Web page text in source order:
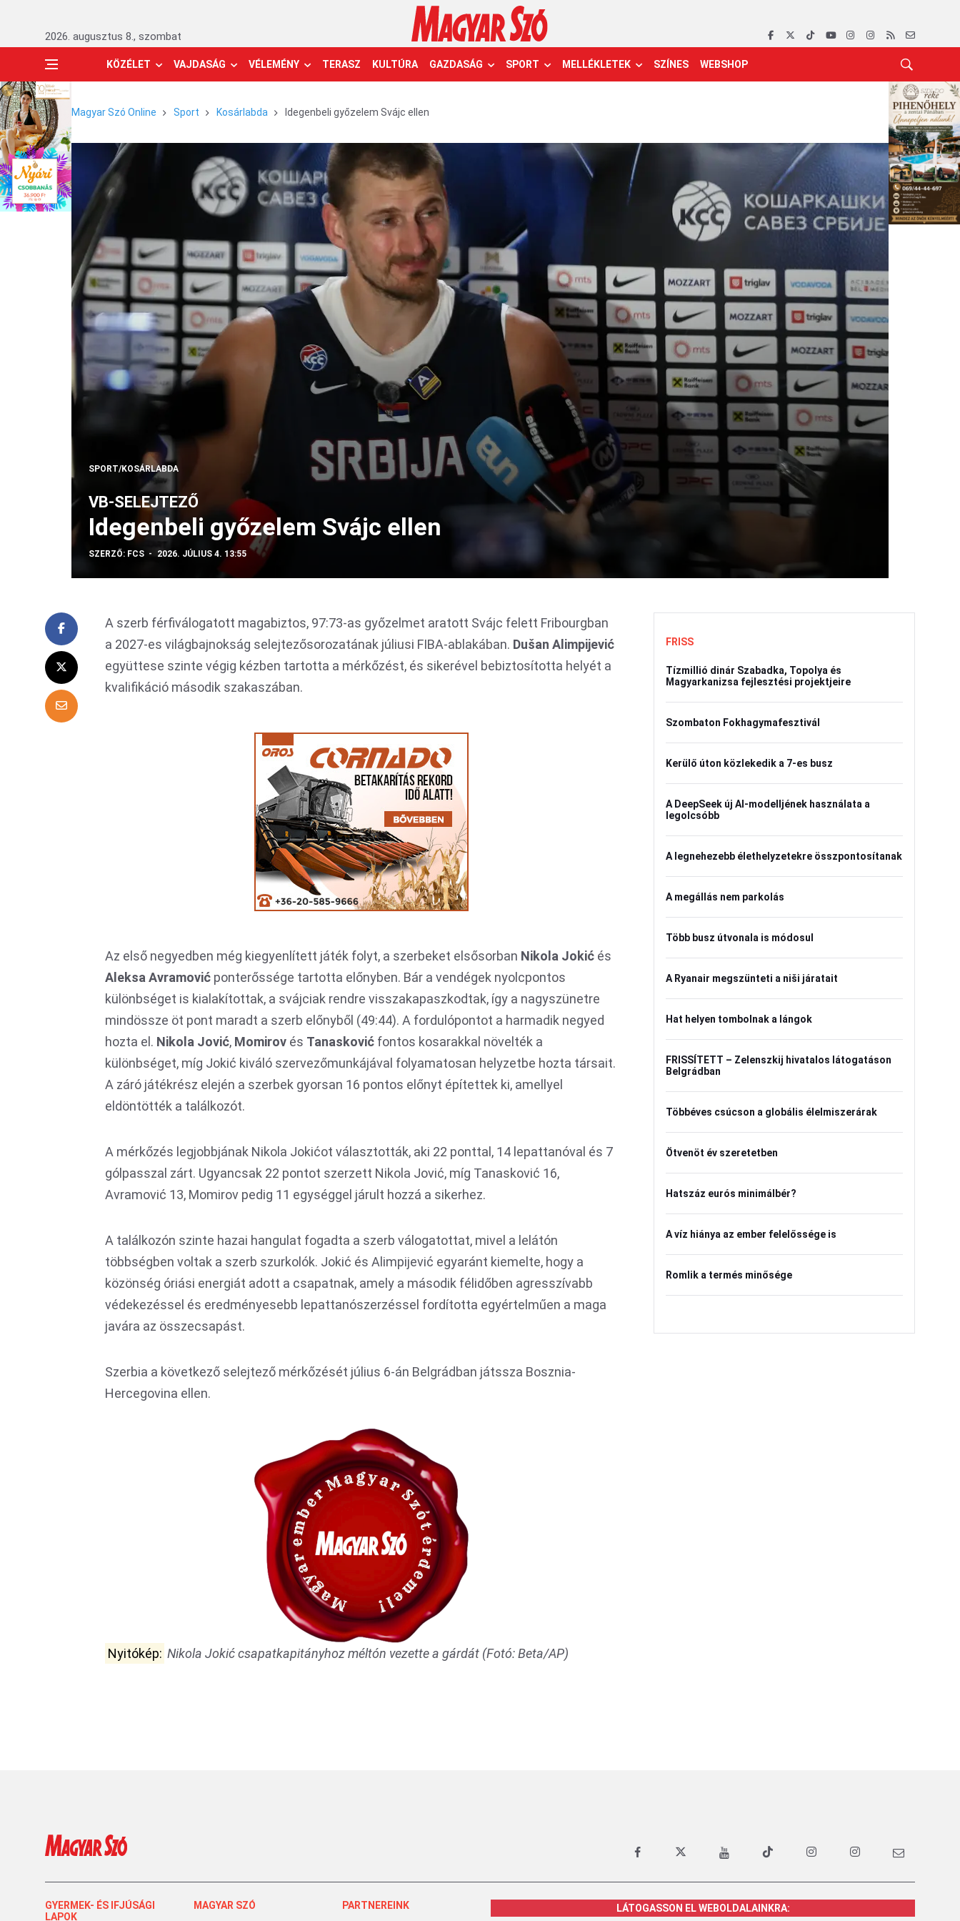
2026. augusztus 8., szombat
KÖZÉLET VAJDASÁG VÉLEMÉNY TERASZ KULTÚRA GAZDASÁG SPORT MELLÉKLETEK SZÍNES WEBSHOP
Magyar Szó Online Sport Kosárlabda Idegenbeli győzelem Svájc ellen
SPORT/KOSÁRLABDA
VB-SELEJTEZŐ
Idegenbeli győzelem Svájc ellen
SZERZŐ: FCS 2026. JÚLIUS 4. 13:55
A szerb férfiválogatott magabiztos, 97:73-as győzelmet aratott Svájc felett Fribourgban
a 2027-es világbajnokság selejtezősorozatának júliusi FIBA-ablakában. Dušan Alimpijević
együttese szinte végig kézben tartotta a mérkőzést, és sikerével bebiztosította helyét a
kvalifikáció második szakaszában.
Az első negyedben még kiegyenlített játék folyt, a szerbeket elsősorban Nikola Jokić és
Aleksa Avramović ponterőssége tartotta előnyben. Bár a vendégek nyolcpontos
különbséget is kialakítottak, a svájciak rendre visszakapaszkodtak, így a nagyszünetre
mindössze öt pont maradt a szerb előnyből (49:44). A fordulópontot a harmadik negyed
hozta el. Nikola Jović, Momirov és Tanasković fontos kosarakkal növelték a
különbséget, míg Jokić kiváló szervezőmunkájával folyamatosan helyzetbe hozta társait.
A záró játékrész elején a szerbek gyorsan 16 pontos előnyt építettek ki, amellyel
eldöntötték a találkozót.
A mérkőzés legjobbjának Nikola Jokićot választották, aki 22 ponttal, 14 lepattanóval és 7
gólpasszal zárt. Ugyancsak 22 pontot szerzett Nikola Jović, míg Tanasković 16,
Avramović 13, Momirov pedig 11 egységgel járult hozzá a sikerhez.
A találkozón szinte hazai hangulat fogadta a szerb válogatottat, mivel a lelátón
többségben voltak a szerb szurkolók. Jokić és Alimpijević egyaránt kiemelte, hogy a
közönség óriási energiát adott a csapatnak, amely a második félidőben agresszívabb
védekezéssel és eredményesebb lepattanószerzéssel fordította egyértelműen a maga
javára az összecsapást.
Szerbia a következő selejtező mérkőzését július 6-án Belgrádban játssza Bosznia-
Hercegovina ellen.
Nyitókép: Nikola Jokić csapatkapitányhoz méltón vezette a gárdát (Fotó: Beta/AP)
FRISS
Tízmillió dinár Szabadka, Topolya és
Magyarkanizsa fejlesztési projektjeire
Szombaton Fokhagymafesztivál
Kerülő úton közlekedik a 7-es busz
A DeepSeek új AI-modelljének használata a
legolcsóbb
A legnehezebb élethelyzetekre összpontosítanak
A megállás nem parkolás
Több busz útvonala is módosul
A Ryanair megszünteti a niši járatait
Hat helyen tombolnak a lángok
FRISSÍTETT – Zelenszkij hivatalos látogatáson
Belgrádban
Többéves csúcson a globális élelmiszerárak
Ötvenöt év szeretetben
Hatszáz eurós minimálbér?
A víz hiánya az ember felelőssége is
Romlik a termés minősége
GYERMEK- ÉS IFJÚSÁGI
LAPOK
MAGYAR SZÓ PARTNEREINK LÁTOGASSON EL WEBOLDALAINKRA: